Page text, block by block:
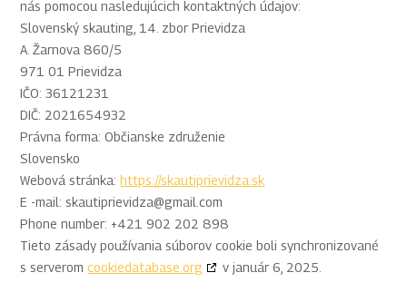
nás pomocou nasledujúcich kontaktných údajov:
Slovenský skauting, 14. zbor Prievidza
A. Žarnova 860/5
971 01 Prievidza
IČO: 36121231
DIČ: 2021654932
Právna forma: Občianske združenie
Slovensko
Webová stránka:https://skautiprievidza.sk
E -mail: skautiprievidza@gmail.com
Phone number: +421 902 202 898
Tieto zásady používania súborov cookie boli synchronizované
s serveromcookiedatabase.org v január 6, 2025.